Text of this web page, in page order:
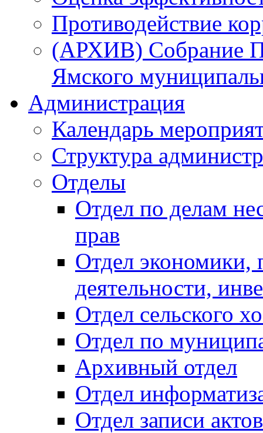
Противодействие
(АРХИВ) Собрание
Ямского
Администрация
Календарь
Структура
Отделы
Отдел по делам
прав
Отдел экономики,
деятельности,
Отдел сельского
Отдел по
Архивный отдел
Отдел
Отдел записи